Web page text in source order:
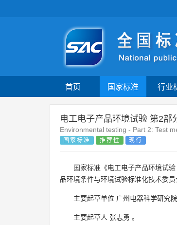
首页 国家标准 行业
电工电子产品环境试验 第2部
Environmental testing - Part 2: Test
国家标准 推荐性 现行
国家标准《电工电子产品环境试
品环境条件与环境试验标准化技术委
主要起草单位 广州电器科学研究院
主要起草人 张志勇 。